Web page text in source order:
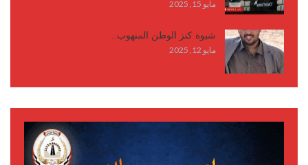
مايو 15, 2025
شبوة كنز الوطن المنهوب..
مايو 12, 2025